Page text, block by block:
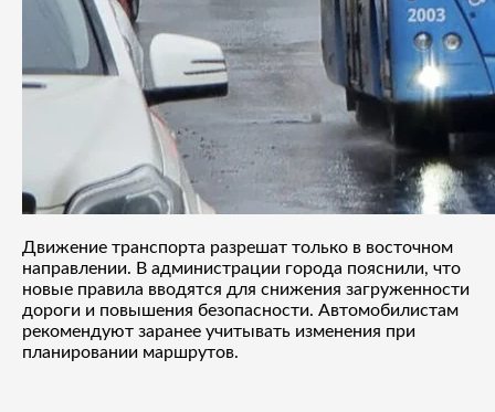
Движение транспорта разрешат только в восточном
направлении. В администрации города пояснили, что
новые правила вводятся для снижения загруженности
дороги и повышения безопасности. Автомобилистам
рекомендуют заранее учитывать изменения при
планировании маршрутов.